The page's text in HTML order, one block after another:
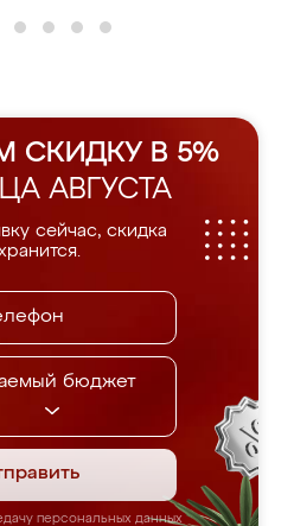
СКИДКУ В 5%
АВГУСТА
сейчас, скидка
бюджет
персональных данных